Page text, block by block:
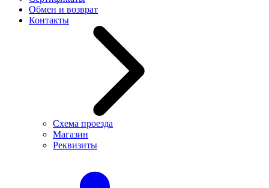
Обмен и возврат
Контакты
Схема проезда
Магазин
Реквизиты